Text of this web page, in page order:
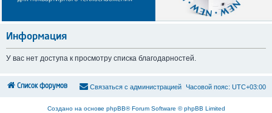
Информация
У вас нет доступа к просмотру списка благодарностей.
Список форумов Часовой пояс: UTC+03:00
Связаться с администрацией
Создано на основе phpBB® Forum Software © phpBB Limited